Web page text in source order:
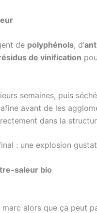
de polyphénols, d’
de vinification
semaines, puis
avant de les
dans la
: une explosion
saleur bio
alors que ça peut